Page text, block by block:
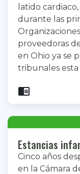
latido
durante las
proveedoras
en Ohio ya se
tribunales
chrome_reader_mode
Estancias
Cinco años
en la Cámara